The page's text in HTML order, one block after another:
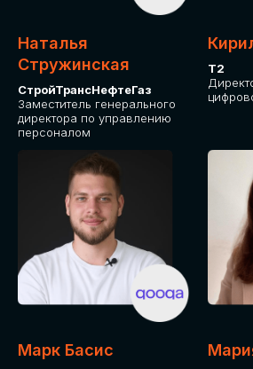
Наталья
Стружинская
СтройТрансНефтеГаз
Заместитель генерального
директора по управлению
персоналом
Т2
Марк Басис
СРЕДИ ПАРТНЕРОВ
МЕРОПРИЯТИЯ